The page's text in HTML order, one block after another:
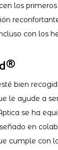
los
con los
bien
le ayude a
se ha
en
cumple con